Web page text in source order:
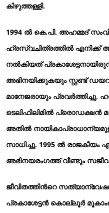
കിഴുത്തള്ളി.
1994 ല്‍ കെ.പി. അഹമ്മദ്
ഹ്രസ്വചിത്രത്തില്‍ എനിക്ക്
നല്‍കിയത്
അഭിനയിക്കുകയും സ്റ്റണ്ട്
മാനേജരായും
ടെലിഫിലിമില്‍ പ്രൊഡക്ഷന്‍
അതില്‍
സാധിച്ചു. 1995 ല്‍
അഭിനയരംഗത്ത് വീണ്ടും
ജീവിതത്തിന്‍റെ
പ്രകാശേട്ടന്‍ കൊല്ലൂര്‍